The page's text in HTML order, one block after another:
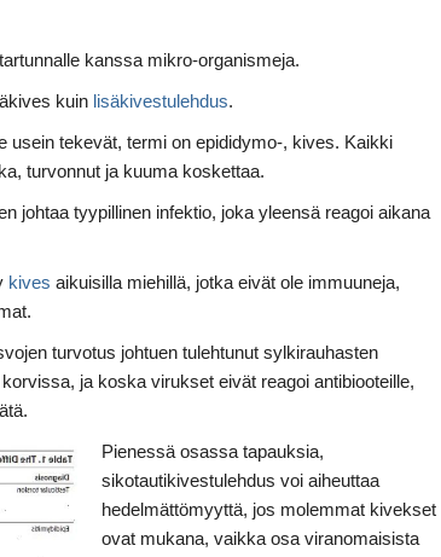
kanssa mikro-organismeja.
kuin lisäkivestulehdus.
usein tekevät, termi on epididymo-, kives. Kaikki
turvonnut ja kuuma koskettaa.
johtaa tyypillinen infektio, joka yleensä reagoi aikana
kives aikuisilla miehillä, jotka eivät ole immuuneja,
turvotus johtuen tulehtunut sylkirauhasten
ja koska virukset eivät reagoi antibiooteille,
Pienessä osassa tapauksia,
sikotautikivestulehdus voi aiheuttaa
hedelmättömyyttä, jos molemmat kivekset
ovat mukana, vaikka osa viranomaisista